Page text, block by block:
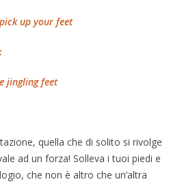
up your feet
jingling feet
quella che di solito si rivolge
ad un forza! Solleva i tuoi piedi e
che non è altro che un’altra